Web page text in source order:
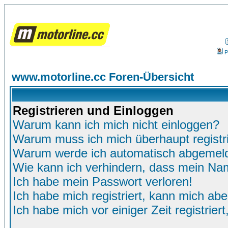
www.motorline.cc Foren-Übersicht
Registrieren und Einloggen
Warum kann ich mich nicht einloggen?
Warum muss ich mich überhaupt
Warum werde ich automatisch
Wie kann ich verhindern, dass mein
Ich habe mein Passwort verloren!
Ich habe mich registriert, kann mich
Ich habe mich vor einiger Zeit